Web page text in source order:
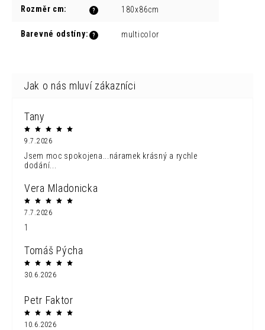
?
Rozměr cm: 180x86cm
?
Barevné odstíny: multicolor
Tany
9.7.2026
Jsem moc spokojena...náramek krásný a rychle
dodání...
Vera Mladonicka
7.7.2026
1
Tomáš Pýcha
30.6.2026
Petr Faktor
10.6.2026